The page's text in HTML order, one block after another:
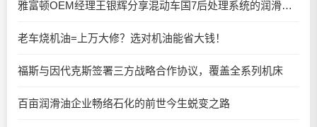
雅富顿OEM经理王银辉分享混动车国7后处理系统的润滑油要求
老车烧机油=上万大修？选对机油能省大钱！
福斯与因代克斯签署三方战略合作协议，覆盖全系列机床
百亩润滑油企业畅络石化的前世今生蜕变之路